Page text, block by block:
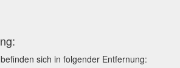
sich in folgender Entfernung: